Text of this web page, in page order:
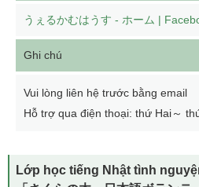
うぇるかむはうす - ホーム |
Ghi chú
Vui lòng liên hệ trước bằng email
Hỗ trợ qua điện thoại: thứ Hai～
Lớp học tiếng Nhật tình